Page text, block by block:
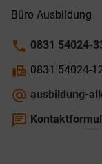
Büro Ausbildung
phone 0831 54024-
fax 0831 54024-
alternate_email ausbildung-
chat